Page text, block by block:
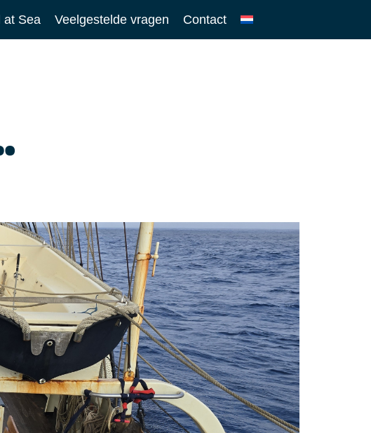
at Sea Veelgestelde vragen Contact